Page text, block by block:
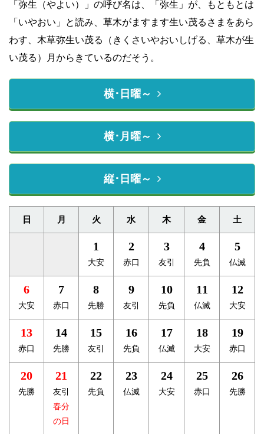
「弥生（やよい）」の呼び名は、「弥生」が、もともとは
「いやおい」と読み、草木がますます生い茂るさまをあら
わす、木草弥生い茂る（きくさいやおいしげる、草木が生
い茂る）月からきているのだそう。
横･日曜～
横･月曜～
縦･日曜～
日 月 火 水 木 金 土
1
大安
2
赤口
3
友引
4
先負
5
仏滅
6
大安
7
赤口
8
先勝
9
友引
10
先負
11
仏滅
12
大安
13
赤口
14
先勝
15
友引
16
先負
17
仏滅
18
大安
19
赤口
20
先勝
21
友引
春分
の日
22
先負
23
仏滅
24
大安
25
赤口
26
先勝